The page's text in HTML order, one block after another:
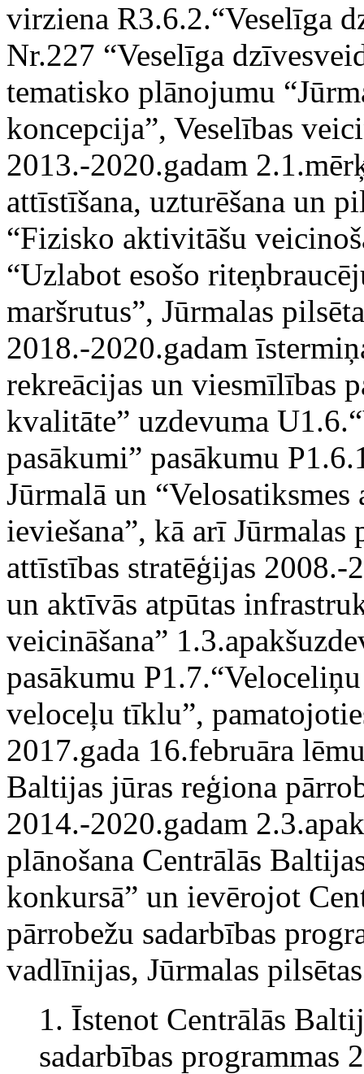
virziena R3.6.2.“Veselīga
Nr.227 “Veselīga
tematisko plānojumu
koncepcija”, Veselības
2013.-2020.gadam
attīstīšana, uzturēšana un
“Fizisko aktivitāšu
“Uzlabot esošo
maršrutus”, Jūrmalas
2018.-2020.gadam
rekreācijas un viesmīlības
kvalitāte” uzdevuma
pasākumi” pasākumu
Jūrmalā un
ieviešana”, kā arī Jūrmalas
attīstības stratēģijas 2008.-
un aktīvās atpūtas
veicināšana”
pasākumu
veloceļu tīklu”,
2017.gada 16.februāra
Baltijas jūras reģiona
2014.-2020.gadam
plānošana Centrālās
konkursā” un ievērojot
pārrobežu sadarbības
vadlīnijas, Jūrmalas
1. Īstenot Centrālās
sadarbības programmas